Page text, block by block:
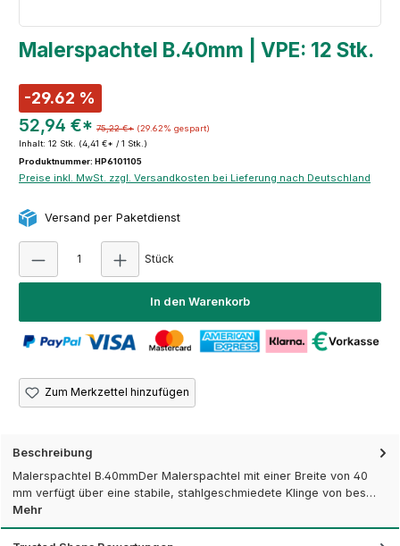
Malerspachtel B.40mm | VPE: 12 Stk.
-29.62 %
52,94 €* 75,22 €* (29.62% gespart)
Inhalt: 12 Stk. (4,41 €* / 1 Stk.)
Produktnummer: HP6101105
Preise inkl. MwSt. zzgl. Versandkosten bei Lieferung nach Deutschland
Versand per Paketdienst
Stück
In den Warenkorb
Zum Merkzettel hinzufügen
Beschreibung
Malerspachtel B.40mmDer Malerspachtel mit einer Breite von 40
mm verfügt über eine stabile, stahlgeschmiedete Klinge von bes…
Mehr